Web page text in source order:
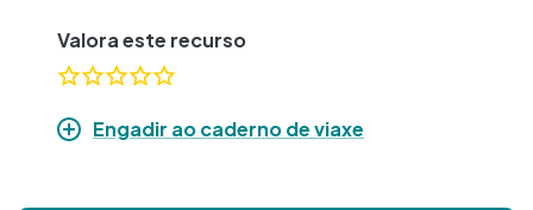
Valora este recurso
Engadir ao caderno de viaxe